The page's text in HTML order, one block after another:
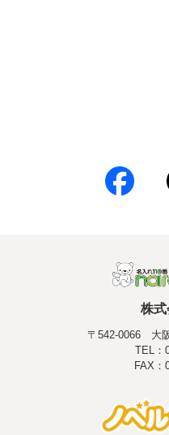
株
〒542-0066 大
TEL：
FAX：